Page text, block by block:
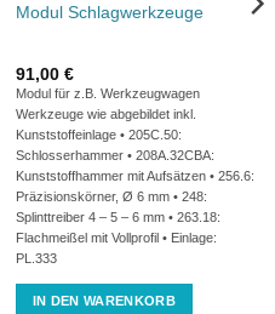
Modul Schlagwerkzeuge
91,00 €
Modul für z.B. Werkzeugwagen
Werkzeuge wie abgebildet inkl.
Kunststoffeinlage • 205C.50:
Schlosserhammer • 208A.32CBA:
Kunststoffhammer mit Aufsätzen • 256.6:
Präzisionskörner, Ø 6 mm • 248:
Splinttreiber 4 – 5 – 6 mm • 263.18:
Flachmeißel mit Vollprofil • Einlage:
PL.333
IN DEN WARENKORB